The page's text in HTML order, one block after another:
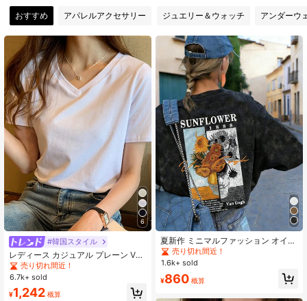
2 フォロワー
おすすめ アパレルアクセサリー ジュエリー＆ウォッチ アンダーウ
6
#韓国スタイル
レディース カジュアル プレーン Vネ
ック 半袖 Tシャツ、夏 ホワイト
売り切れ間近！
6.7k+ sold
¥1,242 概算
夏新作 ミニマルファッション オイル
ペイント ひまわり花柄プリント カジ
ュアル ラウンドネック タイダイ 半
ス ブラック
売り切れ間近！
1.6k+ sold
¥860 概算